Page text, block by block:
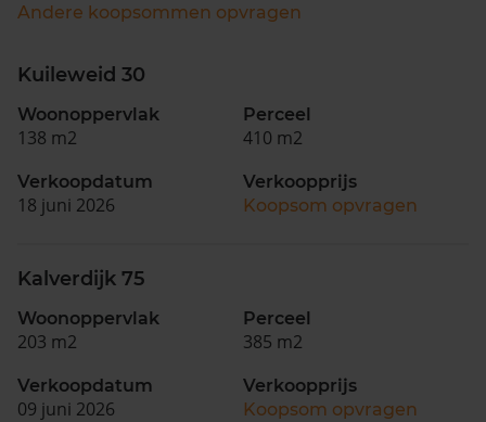
Andere koopsommen opvragen
Kuileweid 30
Woonoppervlak
138 m2
Perceel
410 m2
Verkoopdatum
18 juni 2026
Verkoopprijs
Koopsom opvragen
Kalverdijk 75
Woonoppervlak
203 m2
Perceel
385 m2
Verkoopdatum
09 juni 2026
Verkoopprijs
Koopsom opvragen